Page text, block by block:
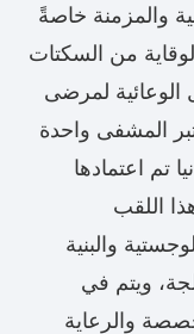
والمزمنة خاصةً
من السكتات
الوعائية لمرضى
المشفى واحدة
تم اعتمادها
اللقب
والبنية
ويتم في
والرعاية